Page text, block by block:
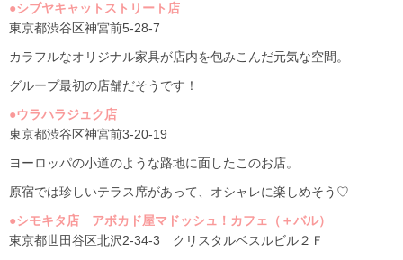
●シブヤキャットストリート店
東京都渋谷区神宮前5-28-7
カラフルなオリジナル家具が店内を包みこんだ元気な空間。
グループ最初の店舗だそうです！
●ウラハラジュク店
東京都渋谷区神宮前3-20-19
ヨーロッパの小道のような路地に面したこのお店。
原宿では珍しいテラス席があって、オシャレに楽しめそう♡
●シモキタ店 アボカド屋マドッシュ！カフェ（＋バル）
東京都世田谷区北沢2-34-3 クリスタルベスルビル２Ｆ